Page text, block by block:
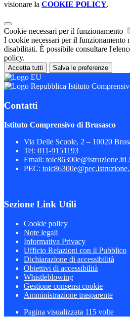
visionare la COOKIE POLICY.
Cookie necessari per il funzionamento
I cookie necessari per il funzionamento
disabilitati. È possibile consultare
policy.
Accetta tutti Salva le preferenze
Istituto
Contatti
Istituto Comprensivo di Brusasco
Via Delle Scuole, 2 – 10020
Tel: 011-9151193
Email: toic86300e@istruzione.it
PEC:
Sezione Link Utili
Cookie policy
Note legali
Informativa Privacy
Ufficio Relazioni con il Pubblico
Dichiarazione di accessibilità
Obiettivi di accessibilità
Whistleblowing
Gestione consensi cookie
Amministrazione trasparente
Pagina visualizzata 115 volte